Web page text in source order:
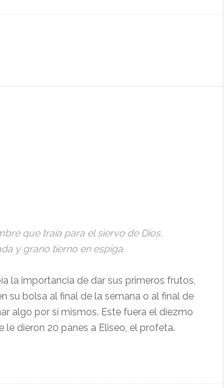
que traía para el siervo de Dios,
y grano tierno en espiga.
la importancia de dar sus primeros frutos,
su bolsa al final de la semana o al final de
algo por sí mismos. Este fuera el diezmo
le dieron 20 panes a Eliseo, el profeta.